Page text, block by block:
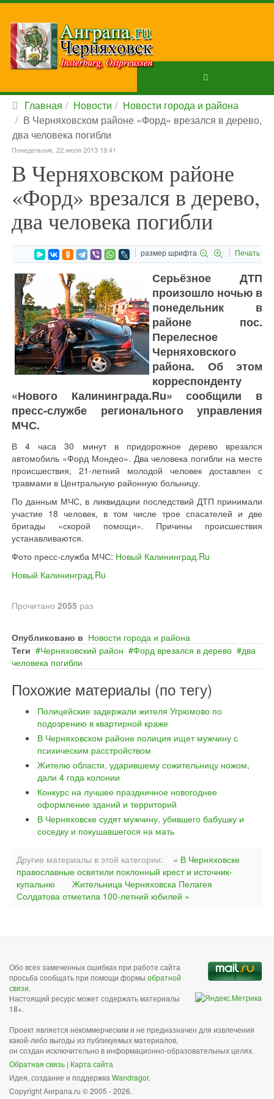
Главная Новости
Новости города и района
В Черняховском районе «Форд» врезался в дерево,
два человека погибли
Понедельник, 22 июля 2013 19:41
В Черняховском районе
«Форд» врезался в дерево,
два человека погибли
размер шрифта Печать
Серьёзное ДТП
произошло ночью в
понедельник в
районе пос.
Перелесное
Черняховского
района. Об этом
корреспонденту
«Нового Калининграда.Ru» сообщили в
пресс-службе регионального управления
МЧС.
В 4 часа 30 минут в придорожное дерево врезался
автомобиль «Форд Мондео». Два человека погибли на месте
происшествия, 21-летний молодой человек доставлен с
травмами в Центральную районную больницу.
По данным МЧС, в ликвидации последствий ДТП принимали
участие 18 человек, в том числе трое спасателей и две
бригады «скорой помощи». Причины происшествия
устанавливаются.
Фото пресс-служба МЧС: Новый Калининград.Ru
Новый Калининград.Ru
Прочитано 2055 раз
Опубликовано в Новости города и района
Теги
Черняховский район Форд врезался в дерево
два
человека погибли
Похожие материалы (по тегу)
Полицейские задержали жителя Угрюмово по
подозрению в квартирной краже
В Черняховском районе полиция ищет мужчину с
психическим расстройством
Жителю области, ударившему сожительницу ножом,
дали 4 года колонии
Конкурс на лучшее праздничное новогоднее
оформление зданий и территорий
В Черняховске судят мужчину, убившего бабушку и
соседку и покушавшегося на мать
Другие материалы в этой категории:
« В Черняховске
православные освятили поклонный крест и источник-
купальню
Жительница Черняховска Пелагея
Солдатова отметила 100-летний юбилей »
Обо всех замеченных ошибках при работе сайта
просьба сообщать при помощи формы обратной
связи.
Настоящий ресурс может содержать материалы
18+.
Проект является некоммерческим и не предназначен для извлечения
какой-либо выгоды из публикуемых материалов,
он создан исключительно в информационно-образовательных целях.
Обратная связь | Карта сайта
Идея, создание и поддержка Wandragor.
Copyright Анграпа.ru © 2005 - 2026.